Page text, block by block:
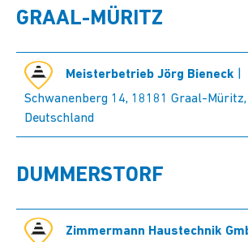
GRAAL-MÜRITZ
Meisterbetrieb Jörg Bieneck
Schwanenberg 14, 18181 Graal-Müritz,
Deutschland
DUMMERSTORF
Zimmermann Haustechnik